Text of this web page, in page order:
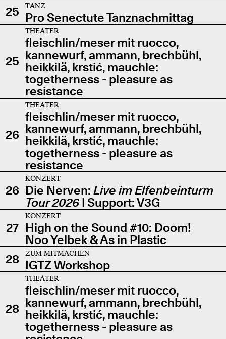
25
TANZ
Pro Senectute Tanznachmittag
25
THEATER
fleischlin/meser mit ruocco,
kannewurf, ammann, brechbühl,
heikkilä, krstić, mauchle:
togetherness - pleasure as
resistance
26
THEATER
fleischlin/meser mit ruocco,
kannewurf, ammann, brechbühl,
heikkilä, krstić, mauchle:
togetherness - pleasure as
resistance
26
KONZERT
Die Nerven: Live im Elfenbeinturm
Tour 2026| Support: V3G
27
KONZERT
High on the Sound #10: Doom!
Noo Yelbek & As in Plastic
28
ZUM MITMACHEN
IGTZ Workshop
28
THEATER
fleischlin/meser mit ruocco,
kannewurf, ammann, brechbühl,
heikkilä, krstić, mauchle:
togetherness - pleasure as